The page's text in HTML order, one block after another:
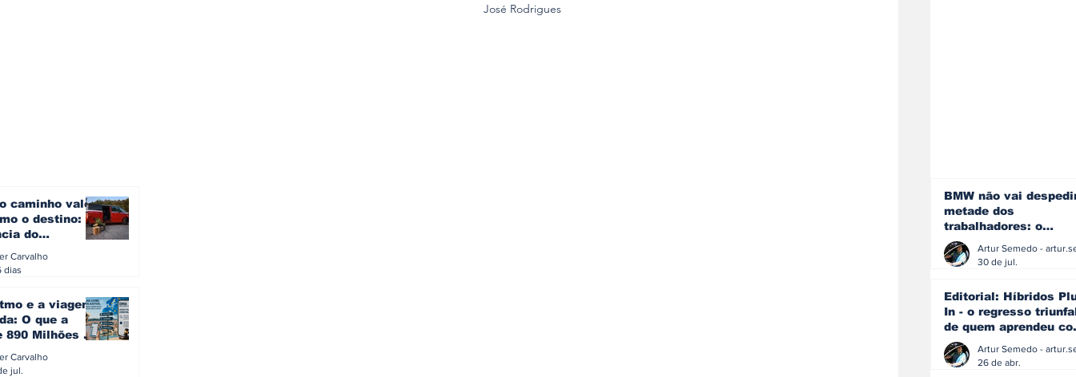
José Rodrigues
caminho vale
o destino: a
do
europeu
Carvalho
dias
e a viagem
O que a
890 Milhões à
do turista na
Carvalho
jul.
BMW não vai
metade dos
trabalhadores: o
problema é o
que muitos decidiram
30 de jul.
Editorial: Híbridos
In - o regresso
de quem aprendeu
os erros do passado
26 de abr.